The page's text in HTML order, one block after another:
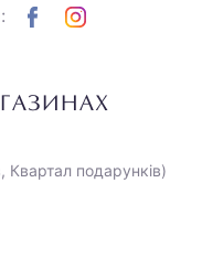
Квартал подарунків)